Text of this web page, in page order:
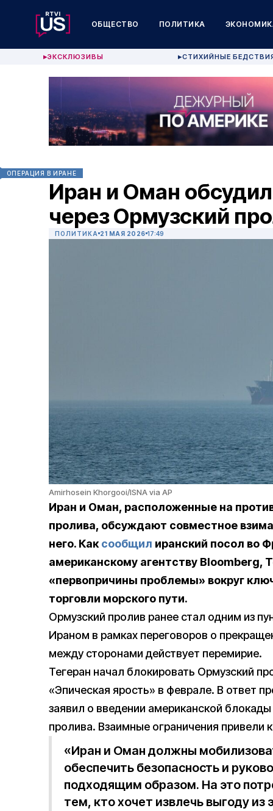
ОБЩЕСТВО ПОЛИТИКА
▶ЭКСКЛЮЗИВЫ ▶СТИХИЙНЫЕ
ОПЕРАЦИЯ В ИРАНЕ
Иран и Оман
через Ормузский
ПОЛИТИКА 21 МАЯ 2026 17:49
Amirhosein Khorgooi/ISNA via AP
Иран и Оман, расположенные на
пролива, обсуждают совместное
него. Каксообщил иранский посол во
американскому агентству Bloomberg,
«первопричины проблемы» вокруг
торговли морского пути.
Ормузский пролив ранее стал одним из
Ираном в рамках переговоров о
между сторонами действует перемирие.
Тегеран начал блокировать Ормузский
«Эпическая ярость» в феврале. В ответ
заявил о введении американской
пролива. Взаимные ограничения привели
«Иран и Оман должны
обеспечить безопасность и
подходящим образом. На это
тем, кто хочет извлечь выгоду из